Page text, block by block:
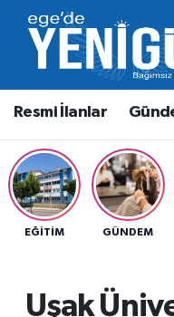
Resmi İlanlar
EĞITIM GÜNDEM
Uşak
Resmi İlanlar
Gündem
Sağlık
Spor
Beyoğlu Nöbetçi
Beyoğlu Hava
Beyoğlu Trafik
Süper Lig Puan
Son Dakika